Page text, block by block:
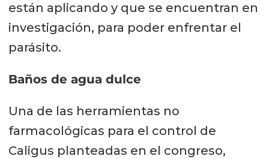
están aplicando y que se encuentran en
investigación, para poder enfrentar el
parásito.
Baños de agua dulce
Una de las herramientas no
farmacológicas para el control de
Caligus planteadas en el congreso,